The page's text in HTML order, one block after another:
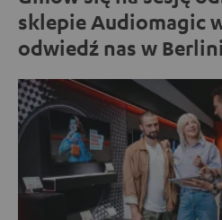
sklepie Audiomagic
odwiedź nas w